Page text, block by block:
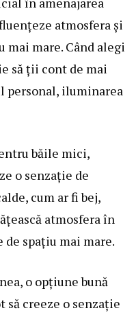
atmosfera și
mai mare. Când alegi
să ții cont de mai
personal, iluminarea
băile mici,
o senzație de
cum ar fi bej,
atmosfera în
de spațiu mai mare.
o opțiune bună
să creeze o senzație